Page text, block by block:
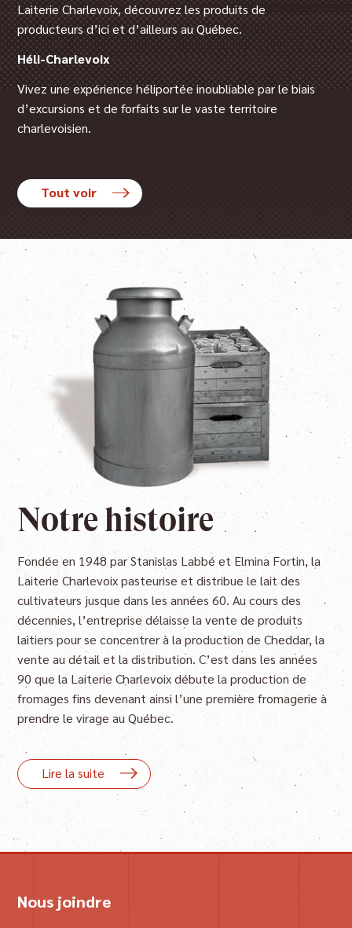
Laiterie Charlevoix, découvrez les produits de
producteurs d’ici et d’ailleurs au Québec.
Héli-Charlevoix
Vivez une expérience héliportée inoubliable par le biais
d’excursions et de forfaits sur le vaste territoire
charlevoisien.
Tout voir
Notre histoire
Fondée en 1948 par Stanislas Labbé et Elmina Fortin, la
Laiterie Charlevoix pasteurise et distribue le lait des
cultivateurs jusque dans les années 60. Au cours des
décennies, l’entreprise délaisse la vente de produits
laitiers pour se concentrer à la production de Cheddar, la
vente au détail et la distribution. C’est dans les années
90 que la Laiterie Charlevoix débute la production de
fromages fins devenant ainsi l’une première fromagerie à
prendre le virage au Québec.
Lire la suite
Nous joindre